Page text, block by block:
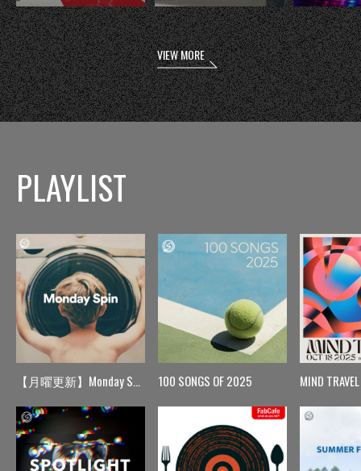
VIEW MORE
PLAYLIST
【月曜更新】Monday Spin 100 SONGS OF 2025 MIND TRAVEL